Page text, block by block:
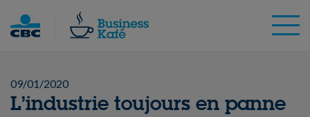
09/01/2020
L’industrie toujours en panne